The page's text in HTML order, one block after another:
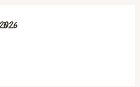
14 août 2026